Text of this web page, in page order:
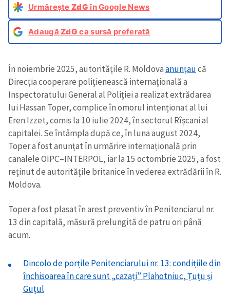
Urmărește ZdGîn Google News
AdaugăZdG ca sursă preferată
În noiembrie 2025, autoritățile R. Moldovaanunțaucă
Direcția cooperare polițienească internațională a
Inspectoratului General al Poliției a realizat extrădarea
lui Hassan Toper, complice în omorul intenționat al lui
Eren Izzet, comis la 10 iulie 2024, în sectorul Rîșcani al
capitalei. Se întâmpla după ce, în luna august 2024,
Toper a fost anunțat în urmărire internațională prin
canalele OIPC–INTERPOL, iar la 15 octombrie 2025, a fost
reținut de autoritățile britanice în vederea extrădării în R.
Moldova.
Toper a fost plasat în arest preventiv în Penitenciarul nr.
13 din capitală, măsură prelungită de patru ori până
acum.
Dincolo de porțile Penitenciarului nr. 13: condițiile din
închisoarea în care sunt „cazați” Plahotniuc, Țuțu și
Guțul